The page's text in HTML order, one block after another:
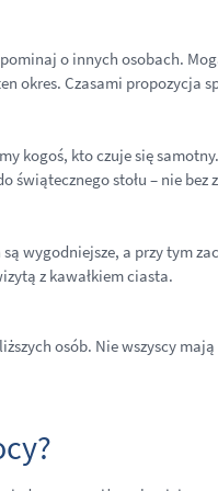
o innych osobach.
okres. Czasami propozycja
kogoś, kto czuje się
świątecznego stołu – nie
są wygodniejsze, a przy tym
z kawałkiem ciasta.
osób. Nie wszyscy